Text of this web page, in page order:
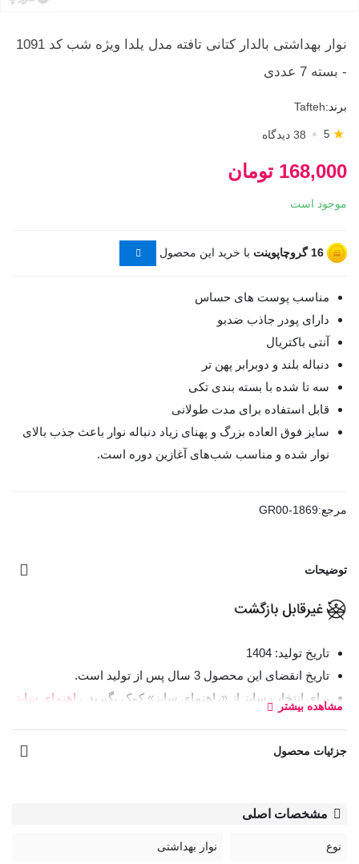
نوار بهداشتی بالدار کتانی تافته مدل یلدا ویژه شب کد 1091
- بسته 7 عددی
برند:Tafteh
5 ★ 38 دیدگاه
168,000 تومان
موجود است
16 گروچاپوینت با خرید این محصول
مناسب پوست های حساس
دارای پودر جاذب ضدبو
آنتی باکتریال
دنباله بلند و دوبرابر پهن تر
سه تا شده با بسته بندی تکی
قابل استفاده برای مدت طولانی
سایز فوق العاده بزرگ و پهنای زیاد دنباله نوار باعث جذب بالای
نوار شده و مناسب شب‌های آغازین دوره است.
مرجع:GR00-1869
توضیحات
تاریخ تولید: 1404
تاریخ انقضای این محصول 3 سال پس از تولید است.
برای انتخاب سایز از «راهنمای سایز» کمک بگیرید. راهنمای سایز
بگیرید.
یلدا
مشاهده بیشتر
جزئیات محصول
مشخصات اصلی
نوع نوار بهداشتی